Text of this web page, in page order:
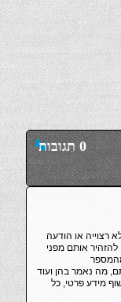
0 תגובות
רצוייה או הודעה
אותם מפני
מה נאמר בהן ועוד
מידע פרטי, כל